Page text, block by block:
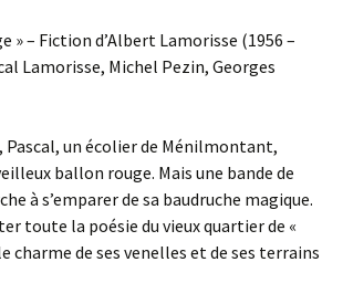
» – Fiction d’Albert Lamorisse (1956 –
Lamorisse, Michel Pezin, Georges
Pascal, un écolier de Ménilmontant,
ballon rouge. Mais une bande de
à s’emparer de sa baudruche magique.
toute la poésie du vieux quartier de «
charme de ses venelles et de ses terrains